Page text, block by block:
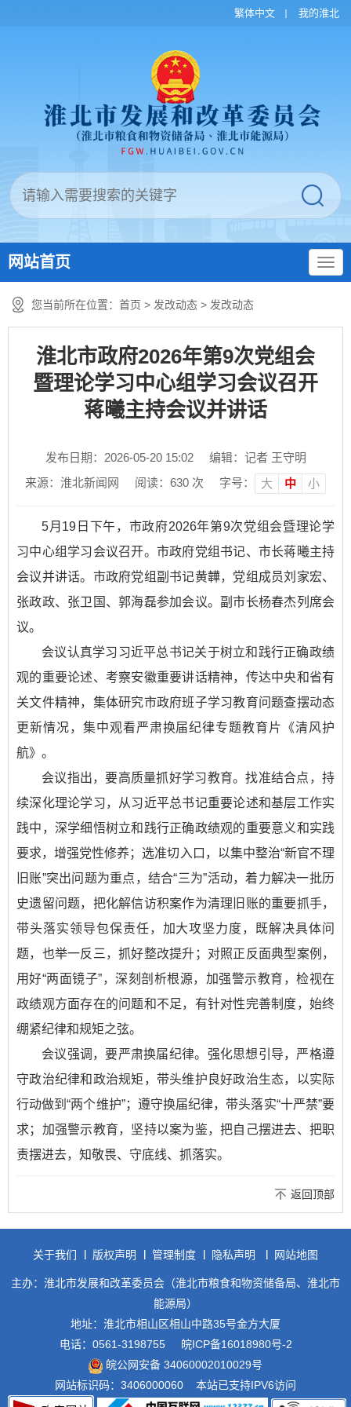
繁体中文 我的淮北
网站首页
您当前所在位置： 首页 > 发改动态 > 发改动态
淮北市政府2026年第9次党组会
暨理论学习中心组学习会议召开
蒋曦主持会议并讲话
发布日期：2026-05-20 15:02
编辑：记者 王守明
来源：淮北新闻网
阅读： 630 次 字号： 大 中 小
5月19日下午，市政府2026年第9次党组会暨理论学
习中心组学习会议召开。市政府党组书记、市长蒋曦主持
会议并讲话。市政府党组副书记黄韡，党组成员刘家宏、
张政政、张卫国、郭海磊参加会议。副市长杨春杰列席会
议。
会议认真学习习近平总书记关于树立和践行正确政绩
观的重要论述、考察安徽重要讲话精神，传达中央和省有
关文件精神，集体研究市政府班子学习教育问题查摆动态
更新情况，集中观看严肃换届纪律专题教育片《清风护
航》。
会议指出，要高质量抓好学习教育。找准结合点，持
续深化理论学习，从习近平总书记重要论述和基层工作实
践中，深学细悟树立和践行正确政绩观的重要意义和实践
要求，增强党性修养；选准切入口，以集中整治“新官不理
旧账”突出问题为重点，结合“三为”活动，着力解决一批历
史遗留问题，把化解信访积案作为清理旧账的重要抓手，
带头落实领导包保责任，加大攻坚力度，既解决具体问
题，也举一反三，抓好整改提升；对照正反面典型案例，
用好“两面镜子”，深刻剖析根源，加强警示教育，检视在
政绩观方面存在的问题和不足，有针对性完善制度，始终
绷紧纪律和规矩之弦。
会议强调，要严肃换届纪律。强化思想引导，严格遵
守政治纪律和政治规矩，带头维护良好政治生态，以实际
行动做到“两个维护”；遵守换届纪律，带头落实“十严禁”要
求；加强警示教育，坚持以案为鉴，把自己摆进去、把职
责摆进去，知敬畏、守底线、抓落实。
返回顶部
关于我们 版权声明 管理制度 隐私声明 网站地图
主办：淮北市发展和改革委员会（淮北市粮食和物资储备局、淮北市
能源局）
地址：淮北市相山区相山中路35号金方大厦
电话：0561-3198755
皖ICP备16018980号-2
皖公网安备 34060002010029号
网站标识码：3406000060
本站已支持IPV6访问